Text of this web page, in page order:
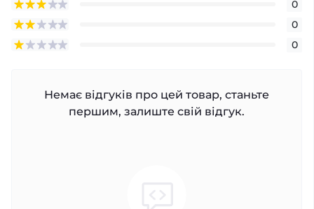
0
0
0
Немає відгуків про цей товар, станьте
першим, залиште свій відгук.